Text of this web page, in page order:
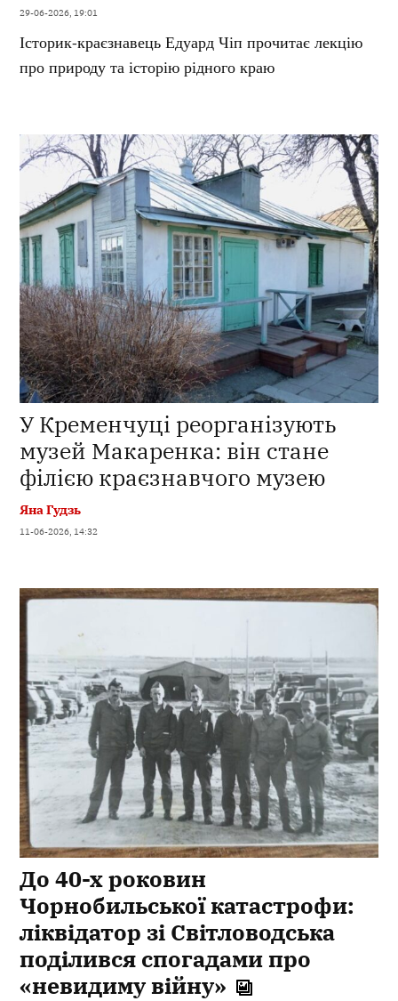
29-06-2026, 19:01
Історик-краєзнавець Едуард Чіп прочитає лекцію
про природу та історію рідного краю
У Кременчуці реорганізують
музей Макаренка: він стане
філією краєзнавчого музею
Яна Гудзь
11-06-2026, 14:32
До 40-х роковин
Чорнобильської катастрофи:
ліквідатор зі Світловодська
поділився спогадами про
«невидиму війну»